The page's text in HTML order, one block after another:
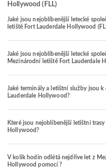
Hollywood (FLL)
Jaké jsou nejoblíbenější letecké
letiště Fort Lauderdale Hollywood
Jaké jsou nejoblíbenější letecké
Mezinárodní letiště Fort Lauderdale
Jaké terminály a letištní služby jsou
Lauderdale Hollywood?
Které jsou nejoblíbenější letištní
Hollywood?
V kolik hodin odlétá nejdříve let z
Hollywood pomocí ?